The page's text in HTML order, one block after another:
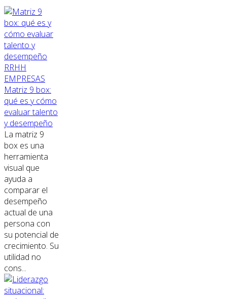
RRHH
EMPRESAS
Matriz 9 box:
qué es y cómo
evaluar talento
y desempeño
La matriz 9
box es una
herramienta
visual que
ayuda a
comparar el
desempeño
actual de una
persona con
su potencial de
crecimiento. Su
utilidad no
cons...